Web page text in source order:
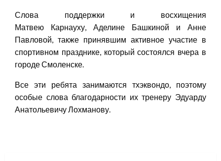
Слова поддержки и восхищения
Матвею Карнауху, Аделине Башкиной и Анне
Павловой, также принявшим активное участие в
спортивном празднике, который состоялся вчера в
городе Смоленске.
Все эти ребята занимаются тхэквондо, поэтому
особые слова благодарности их тренеру Эдуарду
Анатольевичу Лохманову.